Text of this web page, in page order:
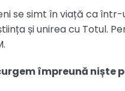
se simt în viață ca
și unirea cu Totul.
împreună niște